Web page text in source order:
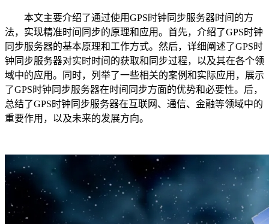
本文主要介绍了通过使用GPS时钟同步服务器时间的方
法，实现精准时间同步的原理和应用。首先，介绍了GPS时钟
同步服务器的基本原理和工作方式。然后，详细阐述了GPS时
钟同步服务器对实时时间的获取和同步过程，以及其在各个领
域中的应用。同时，列举了一些相关的案例和实际应用，展示
了GPS时钟同步服务器在时间同步方面的优势和必要性。后，
总结了GPS时钟同步服务器在互联网、通信、金融等领域中的
重要作用，以及未来的发展方向。